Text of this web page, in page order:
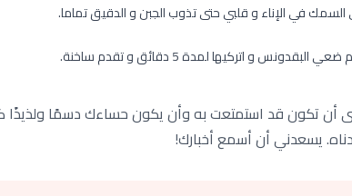
في الإناء و قلبي حتى تذوب الجبن و الدقيق تماما.
و اتركيها لمدة 5 دقائق و تقدم ساخنة.
تكون قد استمتعت به وأن يكون حساءك دسمًا ولذيذًا
يسعدني أن أسمع أخبارك!